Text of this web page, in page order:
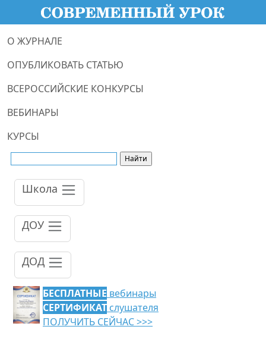
О ЖУРНАЛЕ
ОПУБЛИКОВАТЬ СТАТЬЮ
ВСЕРОССИЙСКИЕ КОНКУРСЫ
ВЕБИНАРЫ
КУРСЫ
Школа
ДОУ
ДОД
БЕСПЛАТНЫЕ вебинары
СЕРТИФИКАТ слушателя
ПОЛУЧИТЬ СЕЙЧАС >>>